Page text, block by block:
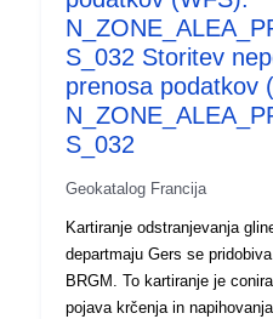
dobljene z gostoto
100 km² dejanske
S_032 Storitev
prenosa podatkov
S_032
Geokatalog Francija
Kartiranje odstranjevanja
departmaju Gers se
BRGM. To kartiranje je
pojava krčenja in